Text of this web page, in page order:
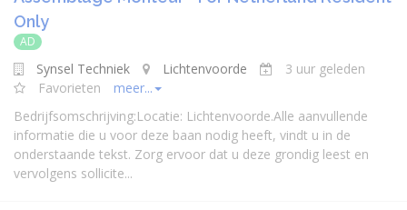
Only
AD
Synsel Techniek Lichtenvoorde
3 uur geleden
Favorieten
meer...
Bedrijfsomschrijving:Locatie: Lichtenvoorde.Alle aanvullende
informatie die u voor deze baan nodig heeft, vindt u in de
onderstaande tekst. Zorg ervoor dat u deze grondig leest en
vervolgens sollicite...